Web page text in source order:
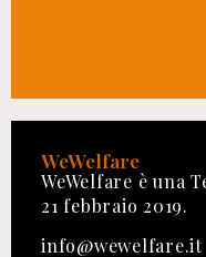
WeWelfare
WeWelfare è una
21 febbraio 2019.
info@wewelfare.it